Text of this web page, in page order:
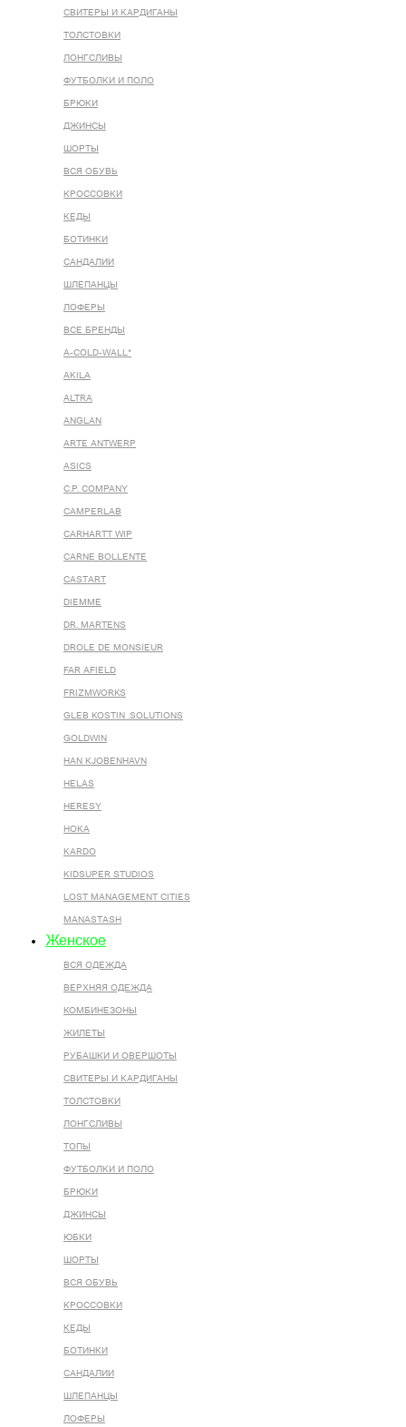
СВИТЕРЫ И КАРДИГАНЫ
ТОЛСТОВКИ
ЛОНГСЛИВЫ
ФУТБОЛКИ И ПОЛО
БРЮКИ
ДЖИНСЫ
ШОРТЫ
ВСЯ ОБУВЬ
КРОССОВКИ
КЕДЫ
БОТИНКИ
САНДАЛИИ
ШЛЕПАНЦЫ
ЛОФЕРЫ
ВСЕ БРЕНДЫ
A-COLD-WALL*
AKILA
ALTRA
ANGLAN
ARTE ANTWERP
ASICS
C.P. COMPANY
CAMPERLAB
CARHARTT WIP
CARNE BOLLENTE
CASTART
DIEMME
DR. MARTENS
DROLE DE MONSIEUR
FAR AFIELD
FRIZMWORKS
GLEB KOSTIN .SOLUTIONS
GOLDWIN
HAN KJOBENHAVN
HELAS
HERESY
HOKA
KARDO
KIDSUPER STUDIOS
LOST MANAGEMENT CITIES
MANASTASH
Женское
ВСЯ ОДЕЖДА
ВЕРХНЯЯ ОДЕЖДА
КОМБИНЕЗОНЫ
ЖИЛЕТЫ
РУБАШКИ И ОВЕРШОТЫ
СВИТЕРЫ И КАРДИГАНЫ
ТОЛСТОВКИ
ЛОНГСЛИВЫ
ТОПЫ
ФУТБОЛКИ И ПОЛО
БРЮКИ
ДЖИНСЫ
ЮБКИ
ШОРТЫ
ВСЯ ОБУВЬ
КРОССОВКИ
КЕДЫ
БОТИНКИ
САНДАЛИИ
ШЛЕПАНЦЫ
ЛОФЕРЫ